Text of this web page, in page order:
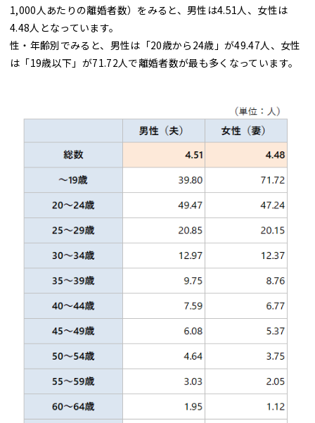
1,000人あたりの離婚者数）をみると、男性は4.51人、女性は
4.48人となっています。
性・年齢別でみると、男性は「20歳から24歳」が49.47人、女性
は「19歳以下」が71.72人で離婚者数が最も多くなっています。